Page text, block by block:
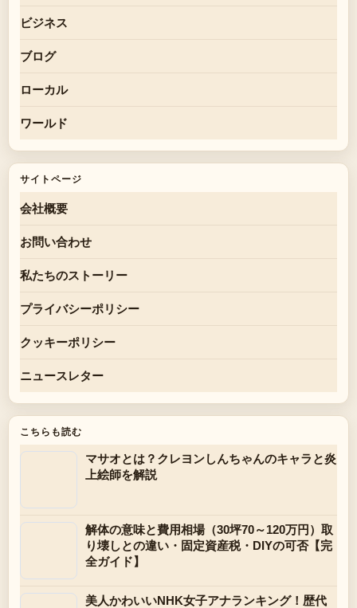
ビジネス
ブログ
ローカル
ワールド
サイトページ
会社概要
お問い合わせ
私たちのストーリー
プライバシーポリシー
クッキーポリシー
ニュースレター
こちらも読む
マサオとは？クレヨンしんちゃんのキャラと炎
上絵師を解説
解体の意味と費用相場（30坪70～120万円）取
り壊しとの違い・固定資産税・DIYの可否【完
全ガイド】
美人かわいいNHK女子アナランキング！歴代